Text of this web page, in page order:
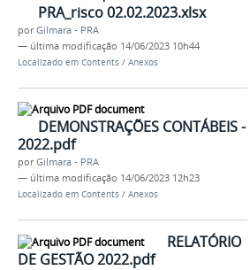
PRA_risco 02.02.2023.xlsx
porGilmara - PRA
— última modificação 14/06/2023 10h44
Localizado em Contents / Anexos
DEMONSTRAÇÕES CONTÁBEIS -
2022.pdf
porGilmara - PRA
— última modificação 14/06/2023 12h23
Localizado em Contents / Anexos
RELATÓRIO
DE GESTÃO 2022.pdf